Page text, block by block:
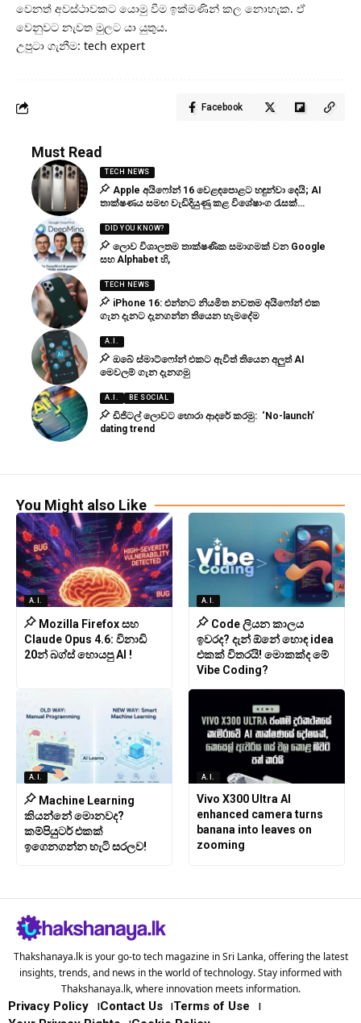
වෙනත් අවස්ථාවකට යොමු වීම ඉක්මණින් කල නොහැක. ඒ
වෙනුවට නැවත මුලට යා යුතුය.
උපුටා ගැනීම: tech expert
Facebook
Must Read
TECH NEWS
Apple අයිෆෝන් 16 වෙළඳපොළට හඳුන්වා දෙයි; AI
තාක්ෂණය සමඟ වැඩිදියුණු කළ විශේෂාංග රැසක්…
DID YOU KNOW?
ලොව විශාලතම තාක්ෂණික සමාගමක් වන Google
සහ Alphabet හි,
TECH NEWS
iPhone 16: එන්නට නියමිත නවතම අයිෆෝන් එක
ගැන දැනට දැනගන්න තියෙන හැමදේම
A.I.
ඔබේ ස්මාට්ෆෝන් එකට ඇවිත් තියෙන අලුත් AI
මෙවලම් ගැන දැනගමු
A.I. BE SOCIAL
ඩිජිටල් ලොවට හොරා ආදරේ කරමු: ‘No-launch’
dating trend
You Might also Like
A.I.
Mozilla Firefox සහ
Claude Opus 4.6: විනාඩි
20න් බග්ස් හොයපු AI !
A.I.
Code ලියන කාලය
ඉවරද? දැන් ඕනේ හොඳ idea
එකක් විතරයි! මොකක්ද මේ
Vibe Coding?
A.I.
Machine Learning
කියන්නේ මොනවද?
කම්පියුටර් එකක්
ඉගෙනගන්න හැටි සරලව!
A.I.
Vivo X300 Ultra AI
enhanced camera turns
banana into leaves on
zooming
Thakshanaya.lk is your go-to tech magazine in Sri Lanka, offering the latest
insights, trends, and news in the world of technology. Stay informed with
Thakshanaya.lk, where innovation meets information.
Privacy Policy Contact Us
Terms of Use